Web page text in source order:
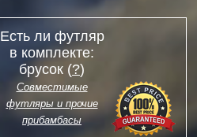
Есть ли футляр
в комплекте:
брусок (?)
Совместимые
футляры и прочие
прибамбасы